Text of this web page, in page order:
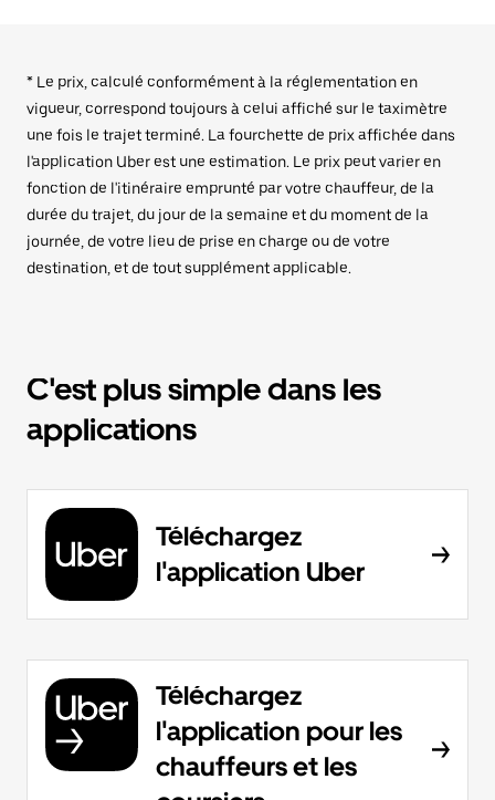
* Le prix, calculé conformément à la réglementation en
vigueur, correspond toujours à celui affiché sur le taximètre
une fois le trajet terminé. La fourchette de prix affichée dans
l'application Uber est une estimation. Le prix peut varier en
fonction de l'itinéraire emprunté par votre chauffeur, de la
durée du trajet, du jour de la semaine et du moment de la
journée, de votre lieu de prise en charge ou de votre
destination, et de tout supplément applicable.
C'est plus simple dans les
applications
Téléchargez
l'application Uber
Téléchargez
l'application pour les
chauffeurs et les